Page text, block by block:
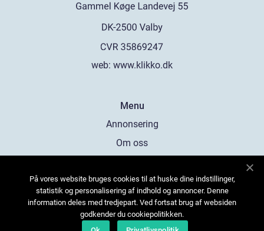
web: www.klikko.dk
Menu
Annonsering
Om oss
Kontakta oss
Sitemap
På vores website bruges cookies til at huske dine indstillinger,
statistik og personalisering af indhold og annoncer. Denne
information deles med tredjepart. Ved fortsat brug af websiden
godkender du cookiepolitikken.